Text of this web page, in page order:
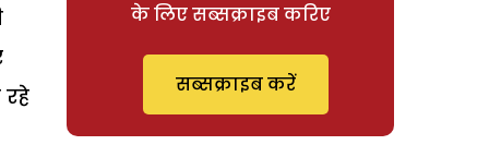
के लिए सब्सक्राइब करिए
सब्सक्राइब करें